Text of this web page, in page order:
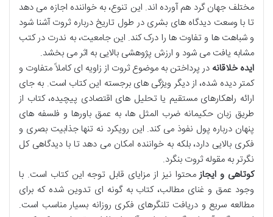
مختلف جهان گرد هم آورده اند. این تنوع، به خواننده اجازه می دهد
تا با وسعت دیدگاه های بشری در طول تاریخ درباره ثروت آشنا شود
و شباهت ها و تفاوت ها را درک کند. این جامعیت، به ندرت در کتب
مشابه یافت می شود و ارزش پژوهشی بالایی به اثر می بخشد.
ایده خلاقانه در پرداختن به موضوع ثروت از زاویه ای کاملاً متفاوت و
کمتر دیده شده، از دیگر ویژگی های برجسته این کتاب است. به جای
ارائه راهکارهای مستقیم یا تحلیل های اقتصادی پیچیده، کتاب از
طریق زبان حکیمانه ضرب المثل ها، به عمق باورها و فلسفه های
پنهان درباره پول نفوذ می کند. این رویکرد نه تنها جذابیت بصری و
فکری بالایی دارد، بلکه به خواننده امکان می دهد تا با دیدگاهی کل
نگرتر به مقوله ثروت بنگرد.
کوتاهی و ایجازمحتوا نیز از مزایای قابل توجه این کتاب است. با
وجود عمق و غنای مطالب، کتاب به گونه ای تدوین شده که برای
مطالعه سریع و دریافت تلنگرهای فکری روزانه بسیار مناسب است.